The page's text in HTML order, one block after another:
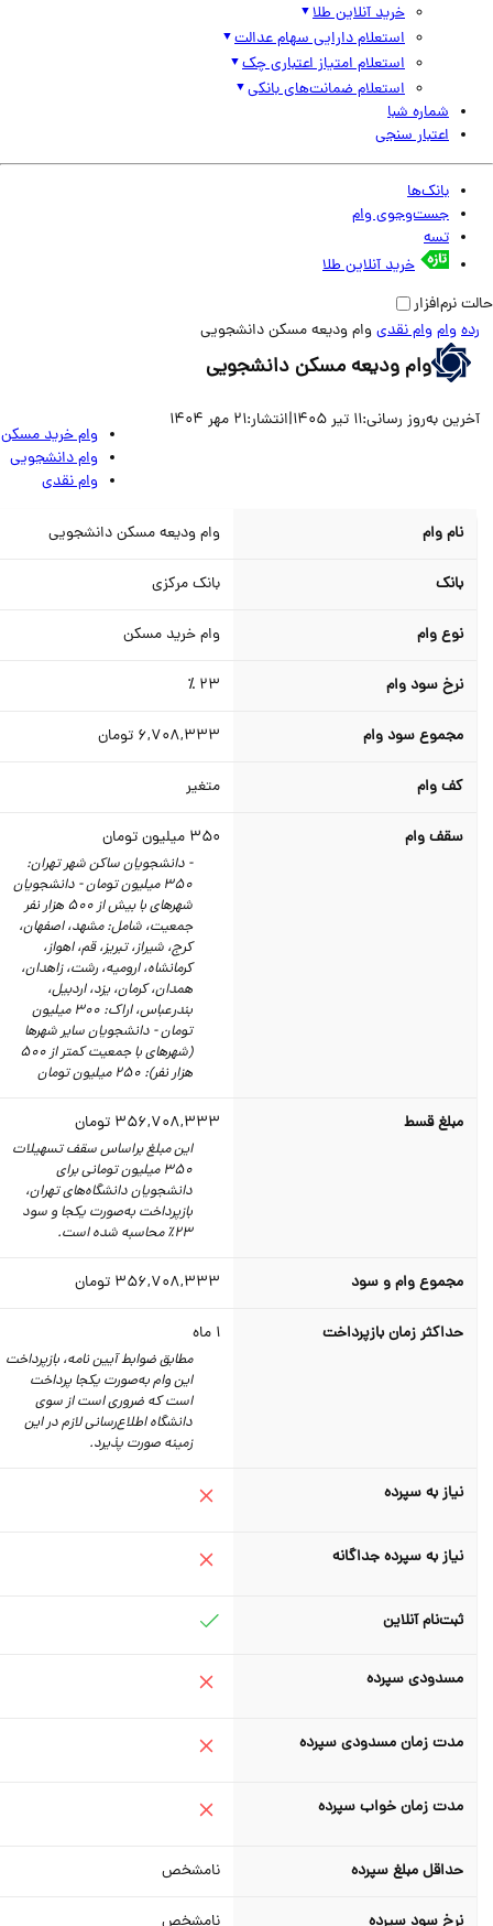
خرید آنلاین طلا
استعلام دارایی سهام عدالت
استعلام امتیاز اعتباری چک
استعلام ضمانت‌های بانکی
شماره شبا
اعتبار سنجی
بانک‌ها
جست‌وجوی وام
تسه
خرید آنلاین طلا
وام وام نقدیوام ودیعه مسکن دانشجویی
وام ودیعه مسکن دانشجویی
به‌روز رسانی:11 تیر 1405 |انتشار:21 مهر 1404
وام خرید مسکن
وام دانشجویی
وام نقدی
نام وام وام ودیعه مسکن دانشجویی
بانک بانک مرکزی
نوع وام وام خرید مسکن
نرخ سود وام
مجموع سود وام 6,708,333تومان
کف وام متغیر
سقف وام 350میلیون تومان
- دانشجویان ساکن شهر تهران:
350 میلیون تومان - دانشجویان
شهرهای با بیش از 500 هزار نفر
جمعیت، شامل: مشهد، اصفهان،
کرج، شیراز، تبریز، قم، اهواز،
کرمانشاه، ارومیه، رشت، زاهدان،
همدان، کرمان، یزد، اردبیل،
بندرعباس، اراک: 300 میلیون
تومان - دانشجویان سایر شهرها
(شهرهای با جمعیت کمتر از 500
هزار نفر): 250 میلیون تومان
مبلغ قسط 356,708,333تومان
این مبلغ براساس سقف تسهیلات
350 میلیون تومانی برای
دانشجویان دانشگاه‌های تهران،
بازپرداخت به‌صورت یکجا و سود
مجموع وام و سود 356,708,333تومان
حداکثر زمان بازپرداخت ماه
مطابق ضوابط آیین نامه، بازپرداخت
این وام به‌صورت یکجا پرداخت
است که ضروري است از سوي
دانشگاه اطلاع‌رسانی لازم در این
زمینه صورت پذیرد.
نیاز به سپرده
نیاز به سپرده جداگانه
ثبت‌نام آنلاین
مسدودی سپرده
مدت زمان مسدودی سپرده
مدت زمان خواب سپرده
حداقل مبلغ سپرده نامشخص